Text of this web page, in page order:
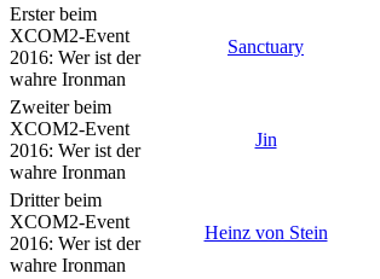
Erster beim
XCOM2-Event
2016: Wer ist der
wahre Ironman
Sanctuary
Zweiter beim
XCOM2-Event
2016: Wer ist der
wahre Ironman
Jin
Dritter beim
XCOM2-Event
2016: Wer ist der
wahre Ironman
Heinz von Stein